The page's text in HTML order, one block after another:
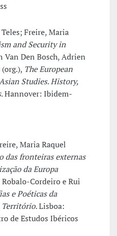
Freire, Maria
and Security in
Van Den Bosch, Adrien
(org.), The European
Studies. History,
. Hannover: Ibidem-
Maria Raquel
das fronteiras externas
da Europa
Cordeiro e Rui
e Poéticas da
Território. Lisboa:
de Estudos Ibéricos